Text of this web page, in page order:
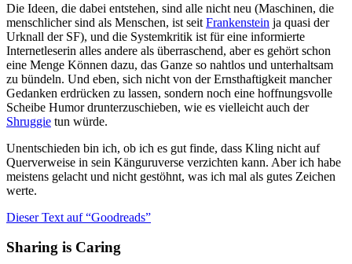
Die Ideen, die dabei entstehen, sind alle nicht neu (Maschinen, die
menschlicher sind als Menschen, ist seit Frankenstein ja quasi der
Urknall der SF), und die Systemkritik ist für eine informierte
Internetleserin alles andere als überraschend, aber es gehört schon
eine Menge Können dazu, das Ganze so nahtlos und unterhaltsam
zu bündeln. Und eben, sich nicht von der Ernsthaftigkeit mancher
Gedanken erdrücken zu lassen, sondern noch eine hoffnungsvolle
Scheibe Humor drunterzuschieben, wie es vielleicht auch der
Shruggie tun würde.
Unentschieden bin ich, ob ich es gut finde, dass Kling nicht auf
Querverweise in sein Känguruverse verzichten kann. Aber ich habe
meistens gelacht und nicht gestöhnt, was ich mal als gutes Zeichen
werte.
Dieser Text auf “Goodreads”
Sharing is Caring